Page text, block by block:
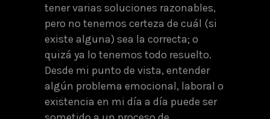
tener varias soluciones razonables,
pero no tenemos certeza de cuál (si
existe alguna) sea la correcta; o
quizá ya lo tenemos todo resuelto.
Desde mi punto de vista, entender
algún problema emocional, laboral o
existencia en mi día a día puede ser